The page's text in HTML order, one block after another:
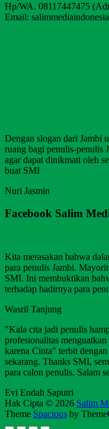
Hp/WA. 08117447475
Email:
Dengan slogan dari Jambi
ruang bagi penulis-penulis
agar dapat dinikmati oleh
buat SMI
Nuri Jasmin
Facebook Salim
Kita merasakan bahwa
para penulis Jambi.
SMI. Ini membuktikan
terhadap hadirnya para
Wasril Tanjung
"Kala cita jadi penulis
profesionalitas
karena Cinta" terbit
sekarang. Thanks SMI,
para calon penulis. Salam
Evi Endah Saputri
Hak Cipta © 2026 Salim
Theme Spacious by